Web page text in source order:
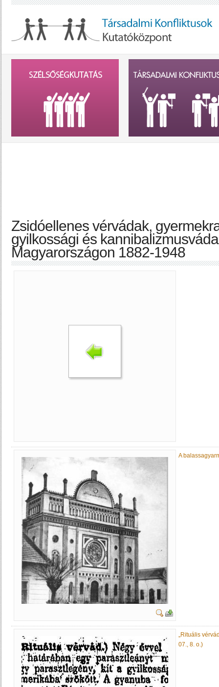
Zsidóellenes vérvádak,
gyilkossági és
Magyarországon 1882-1948
A
„Rituális
07., 8. o.)